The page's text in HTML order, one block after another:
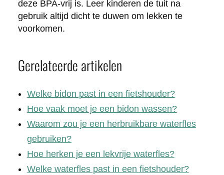
deze BPA-vrij is. Leer kinderen de tuit na
gebruik altijd dicht te duwen om lekken te
voorkomen.
Gerelateerde artikelen
Welke bidon past in een fietshouder?
Hoe vaak moet je een bidon wassen?
Waarom zou je een herbruikbare waterfles
gebruiken?
Hoe herken je een lekvrije waterfles?
Welke waterfles past in een fietshouder?